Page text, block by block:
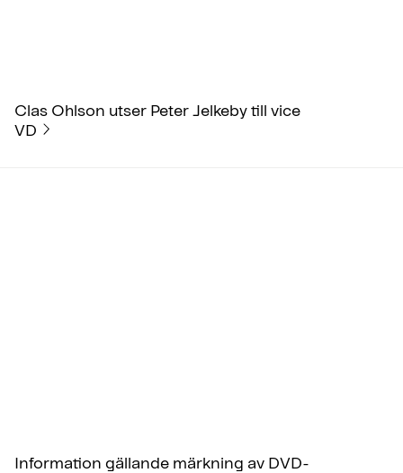
Clas Ohlson utser Peter Jelkeby till vice
VD
Information gällande märkning av DVD-